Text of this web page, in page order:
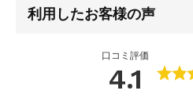
利用したお客様の声
口コミ評価
4.1